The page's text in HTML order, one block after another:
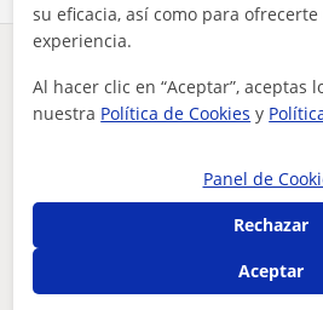
¿Hay algún error en este
Otros profesores de
Almería que pueden
su eficacia, así como para
experiencia.
Al hacer clic en “Aceptar”, aceptas
nuestra Política de Cookies y
Panel de
Rechazar
Aceptar